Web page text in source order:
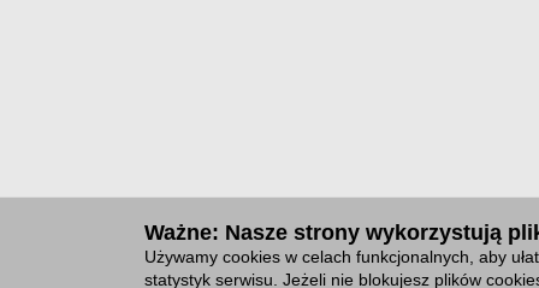
Ważne: Nasze strony wykorzystują
Używamy cookies w celach funkcjonalnych, aby
statystyk serwisu. Jeżeli nie blokujesz plików